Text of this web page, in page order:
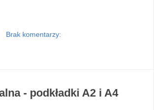
Brak komentarzy:
- podkładki A2 i A4